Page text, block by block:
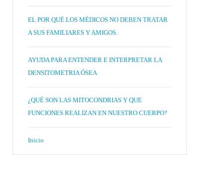
EL POR QUÉ LOS MÉDICOS NO DEBEN TRATAR
A SUS FAMILIARES Y AMIGOS.
AYUDA PARA ENTENDER E INTERPRETAR LA
DENSITOMETRIA ÓSEA
¿QUÉ SON LAS MITOCONDRIAS Y QUE
FUNCIONES REALIZAN EN NUESTRO CUERPO?
Inicio